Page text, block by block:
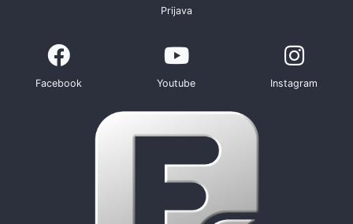
Prijava
Facebook Youtube Instagram